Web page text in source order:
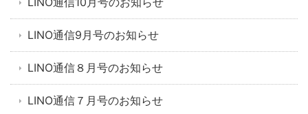
LINO通信9月号のお知らせ
LINO通信８月号のお知らせ
LINO通信７月号のお知らせ